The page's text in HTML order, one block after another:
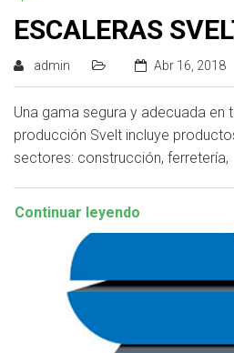
ESCALERAS
admin Abr 16, 2018
Una gama segura y adecuada
producción Svelt incluye
sectores: construcción, ferretería,
Continuar leyendo